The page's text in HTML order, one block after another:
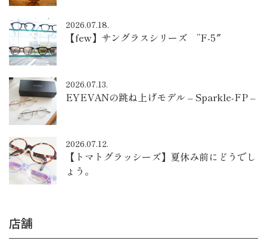
2026.07.18.
【few】サングラスシリーズ ”F-5″
2026.07.13.
EYEVANの跳ね上げモデル – Sparkle-FP –
2026.07.12.
【トマトグラッシーズ】夏休み前にどうでし
ょう。
店舗